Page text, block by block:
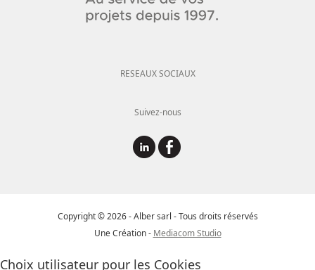
RESEAUX SOCIAUX
Suivez-nous
Copyright © 2026 - Alber sarl - Tous droits réservés
Une Création - Mediacom Studio
Choix utilisateur pour les Cookies